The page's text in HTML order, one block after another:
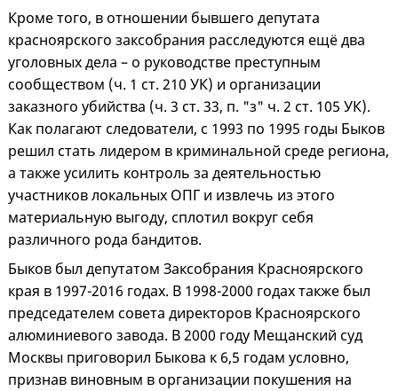
Кроме того, в отношении бывшего депутата
красноярского заксобрания расследуются ещё два
уголовных дела – о руководстве преступным
сообществом (ч. 1 ст. 210 УК) и организации
заказного убийства (ч. 3 ст. 33, п. "з" ч. 2 ст. 105 УК).
Как полагают следователи, с 1993 по 1995 годы Быков
решил стать лидером в криминальной среде региона,
а также усилить контроль за деятельностью
участников локальных ОПГ и извлечь из этого
материальную выгоду, сплотил вокруг себя
различного рода бандитов.
Быков был депутатом Заксобрания Красноярского
края в 1997-2016 годах. В 1998-2000 годах также был
председателем совета директоров Красноярского
алюминиевого завода. В 2000 году Мещанский суд
Москвы приговорил Быкова к 6,5 годам условно,
признав виновным в организации покушения на